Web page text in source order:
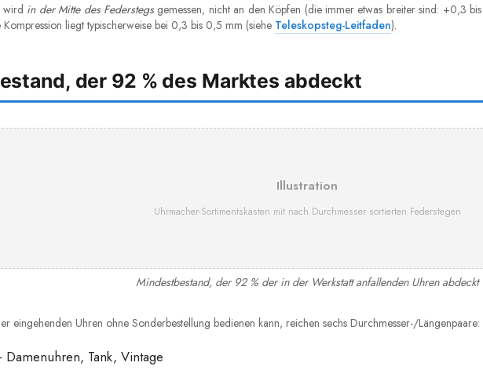
wird in der Mitte des Federstegsgemessen, nicht an den Köpfen (die immer etwas breiter sind: +0,3
liegt typischerweise bei 0,3 bis 0,5 mm (siehe Teleskopsteg-Leitfaden).
der 92 % des Marktes abdeckt
Illustration
Uhrmacher-Sortimentskasten mit nach Durchmesser sortierten Federstegen
Mindestbestand, der 92 % der in der Werkstatt anfallenden Uhren abdeckt
eingehenden Uhren ohne Sonderbestellung bedienen kann, reichen sechs Durchmesser-/Längenpaare:
Tank, Vintage